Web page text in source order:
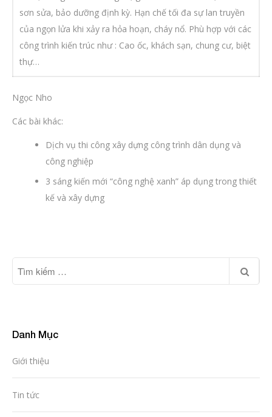
sơn sửa, bảo dưỡng định kỳ. Hạn chế tối đa sự lan truyền
của ngọn lửa khi xảy ra hỏa hoạn, cháy nổ. Phù hợp với các
công trình kiến trúc như : Cao ốc, khách sạn, chung cư, biệt
thự…
Ngọc Nho
Các bài khác:
Dịch vụ thi công xây dựng công trình dân dụng và
công nghiệp
3 sáng kiến mới “công nghệ xanh” áp dụng trong thiết
kế và xây dựng
Danh Mục
Giới thiệu
Tin tức